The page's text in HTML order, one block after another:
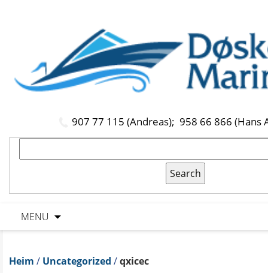
907 77 115 (Andreas); 958 66 866 (Hans
MENU
Heim / Uncategorized /qxicec